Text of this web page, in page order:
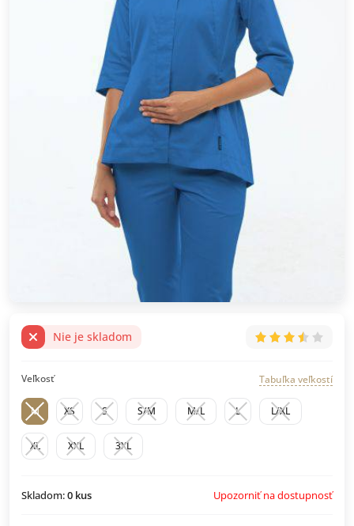
Nie je skladom
Veľkosť Tabuľka veľkostí
M XS S S/M M/L L L/XL
XL XXL 3XL
Skladom:0 kus Upozorniť na dostupnosť